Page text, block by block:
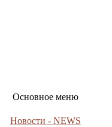
Основное меню
Новости - NEWS